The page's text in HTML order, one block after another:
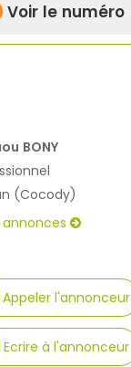
Voir le numéro
BONY
(Cocody)
annonces
l'annonceur
Ecrire à l'annonceur